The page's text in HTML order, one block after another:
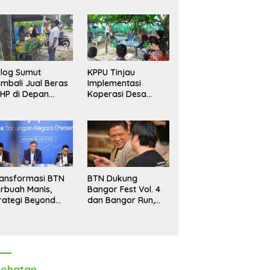
Sumut
Jual Beras
di Depan
Akhir Tahun
KPPU Tinjau
Implementasi
Koperasi Desa
BTN
Manis,
Beyond
BTN Dukung
Bangor Fest Vol. 4
dan Bangor Run,